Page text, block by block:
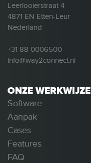
Leerlooierstraat 4
4871 EN Etten-Leur
Nederland
+31 88 0006500
info@way2connect.nl
ONZE WERKWIJZE
Software
Aanpak
Cases
Features
FAQ